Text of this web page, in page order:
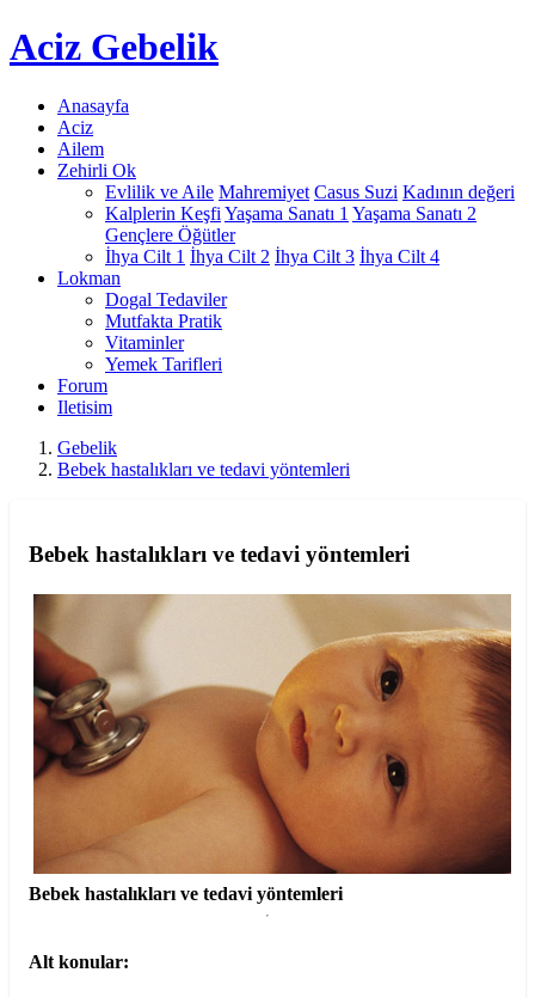
Aciz Gebelik
Anasayfa
Aciz
Ailem
Zehirli Ok
Evlilik ve Aile Mahremiyet Casus Suzi Kadının değeri
Kalplerin Keşfi Yaşama Sanatı 1 Yaşama Sanatı 2
Gençlere Öğütler
İhya Cilt 1 İhya Cilt 2 İhya Cilt 3 İhya Cilt 4
Lokman
Dogal Tedaviler
Mutfakta Pratik
Vitaminler
Yemek Tarifleri
Forum
Iletisim
Gebelik
Bebek hastalıkları ve tedavi yöntemleri
Bebek hastalıkları ve tedavi yöntemleri
Bebek hastalıkları ve tedavi yöntemleri
Alt konular: